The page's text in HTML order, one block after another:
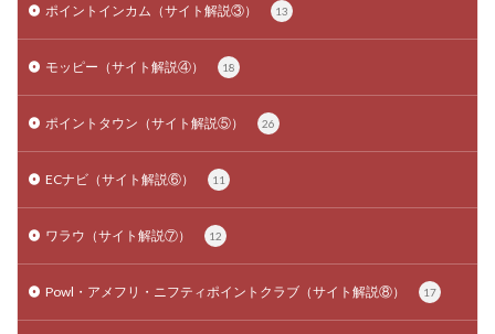
ポイントインカム（サイト解説③） 13
モッピー（サイト解説④） 18
ポイントタウン（サイト解説⑤） 26
ECナビ（サイト解説⑥） 11
ワラウ（サイト解説⑦） 12
Powl・アメフリ・ニフティポイントクラブ（サイト解説⑧） 17